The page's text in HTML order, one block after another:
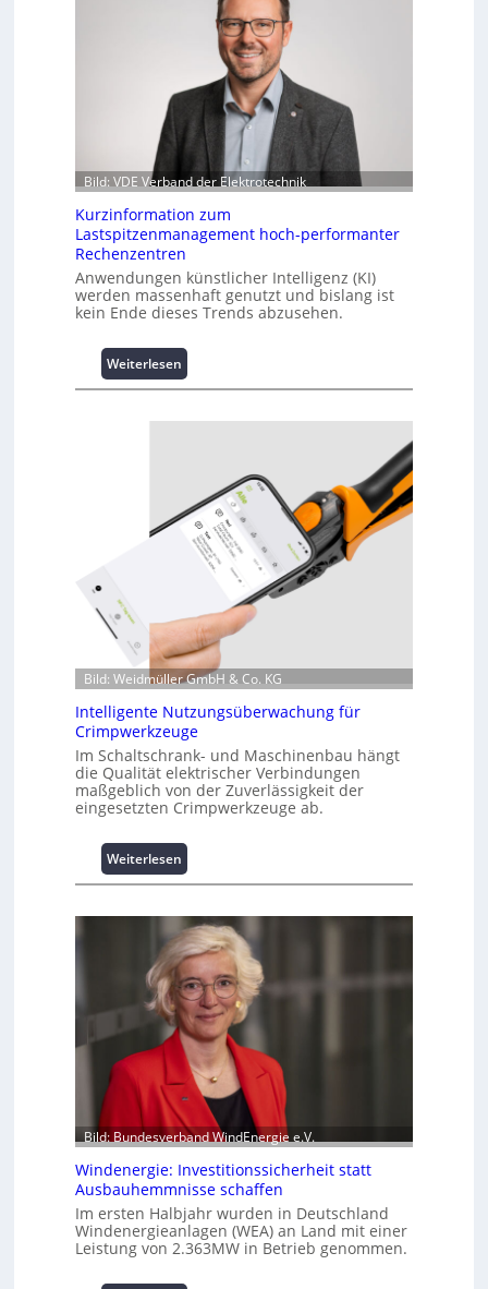
Bild: VDE Verband der Elektrotechnik
Kurzinformation zum
Lastspitzenmanagement hoch-performanter
Rechenzentren
Anwendungen künstlicher Intelligenz (KI)
werden massenhaft genutzt und bislang ist
kein Ende dieses Trends abzusehen.
Weiterlesen
K
r
f
i
o
n
z
u
m
L
a
s
t
s
i
z
e
n
m
a
n
a
g
e
m
e
n
t
h
o
c
h
Bild: Weidmüller GmbH & Co. KG
Intelligente Nutzungsüberwachung für
Crimpwerkzeuge
Im Schaltschrank- und Maschinenbau hängt
die Qualität elektrischer Verbindungen
maßgeblich von der Zuverlässigkeit der
eingesetzten Crimpwerkzeuge ab.
Weiterlesen
I
t
e
l
l
i
g
e
n
t
e
N
u
t
z
u
n
g
Bild: Bundesverband WindEnergie e.V.
Windenergie: Investitionssicherheit statt
Ausbauhemmnisse schaffen
Im ersten Halbjahr wurden in Deutschland
Windenergieanlagen (WEA) an Land mit einer
Leistung von 2.363MW in Betrieb genommen.